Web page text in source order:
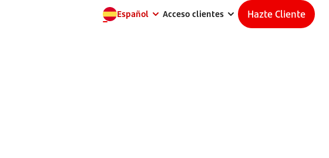
Español Acceso clientes Hazte Cliente